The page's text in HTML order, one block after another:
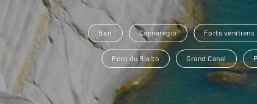
Bari Cannaregio Forts vénitiens
Pont du Rialto Grand Canal